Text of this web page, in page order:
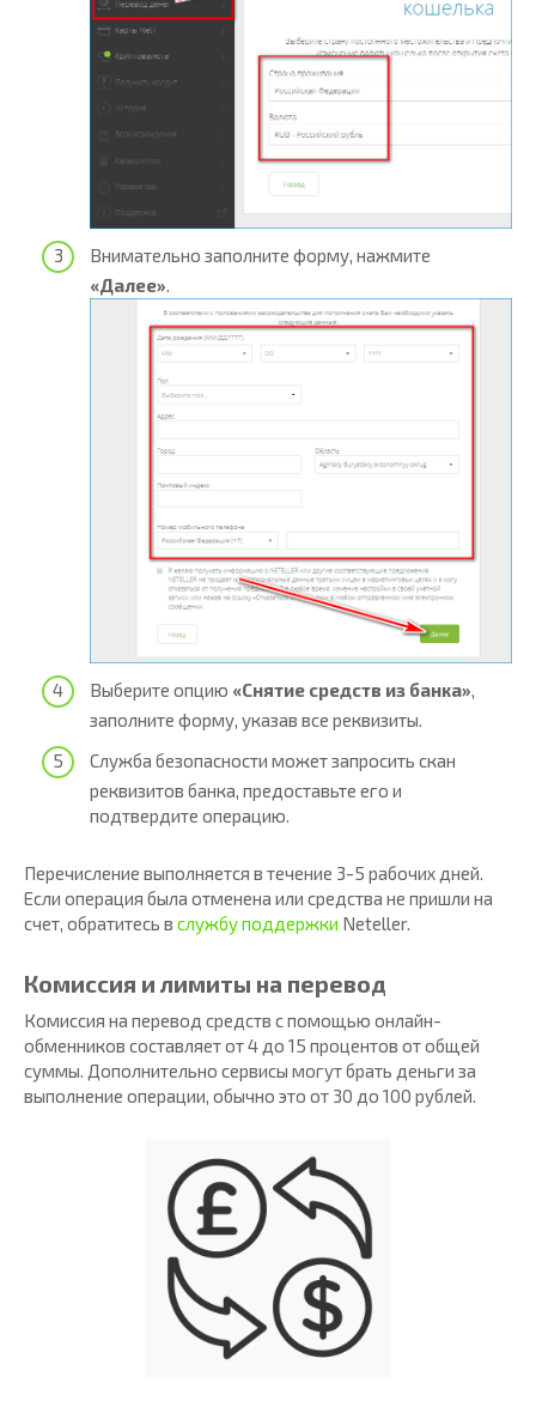
Внимательно заполните форму, нажмите
«Далее».
Выберите опцию «Снятие средств из банка»,
заполните форму, указав все реквизиты.
Служба безопасности может запросить скан
реквизитов банка, предоставьте его и
подтвердите операцию.
Перечисление выполняется в течение 3-5 рабочих дней.
Если операция была отменена или средства не пришли на
счет, обратитесь в службу поддержки Neteller.
Комиссия и лимиты на перевод
Комиссия на перевод средств с помощью онлайн-
обменников составляет от 4 до 15 процентов от общей
суммы. Дополнительно сервисы могут брать деньги за
выполнение операции, обычно это от 30 до 100 рублей.